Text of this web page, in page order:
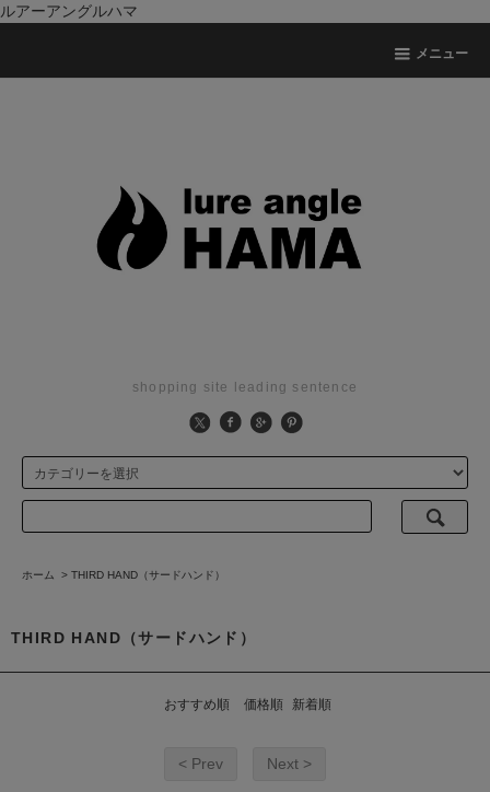
ルアーアングルハマ
メニュー
shopping site leading sentence
ホーム > THIRD HAND（サードハンド）
THIRD HAND（サードハンド）
おすすめ順 価格順 新着順
< Prev Next >